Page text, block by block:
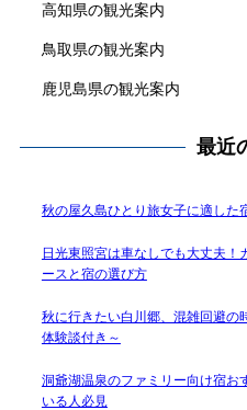
高知県の観光案内
鳥取県の観光案内
鹿児島県の観光案内
最近
秋の屋久島ひとり旅女子に適した
日光東照宮は車なしでも大丈夫！
ースと宿の選び方
秋に行きたい白川郷、混雑回避の
体験談付き～
洞爺湖温泉のファミリー向け宿お
いる人必見